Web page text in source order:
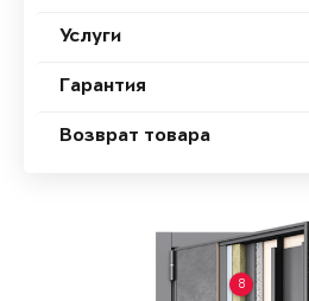
Услуги
Гарантия
Возврат товара
8